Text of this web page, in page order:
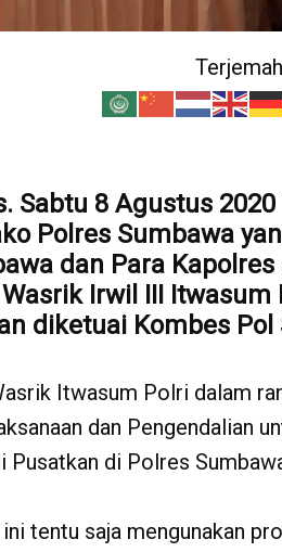
Sabtu 8 Agustus 2020
Polres Sumbawa
dan Para
Irwil III
diketuai Kombes Pol
Itwasum Polri dalam
dan Pengendalian
Pusatkan di Polres
tentu saja mengunakan